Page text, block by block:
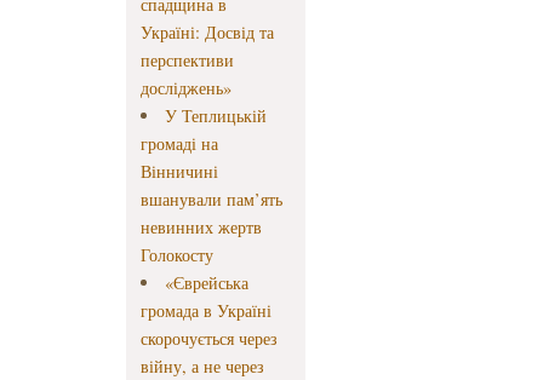
Україні: Досвід та
перспективи
досліджень»
У Теплицькій
громаді на
Вінничині
вшанували пам’ять
невинних жертв
Голокосту
«Єврейська
громада в Україні
скорочується через
війну, а не через